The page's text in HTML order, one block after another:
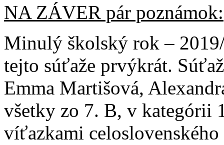
NA ZÁVER pár poznámok:
Minulý školský rok –
tejto súťaže prvýkrát.
Emma Martišová,
všetky zo 7. B, v kategórii
víťazkami